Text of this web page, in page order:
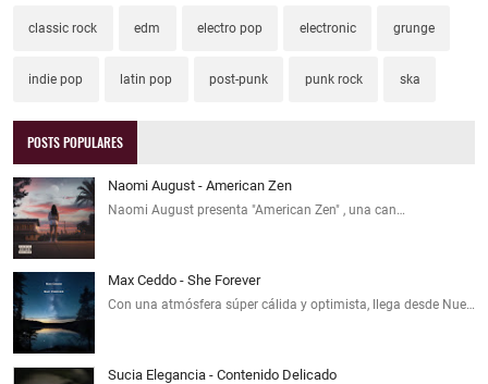
classic rock edm electro pop electronic grunge
indie pop latin pop post-punk punk rock ska
POSTS POPULARES
Naomi August - American Zen
Naomi August presenta "American Zen" , una can…
Max Ceddo - She Forever
Con una atmósfera súper cálida y optimista, llega desde Nue…
Sucia Elegancia - Contenido Delicado